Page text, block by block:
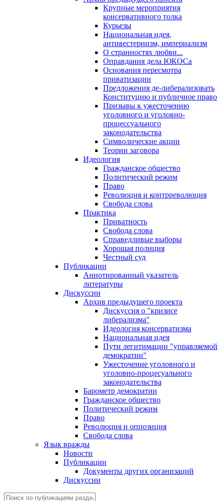
Крупные мероприятия
консервативного толка
Курьезы
Национальная идея,
антивестернизм, империализм
О странностях любви...
Оправдания дела ЮКОСа
Основания пересмотра
приватизации
Предложения де-либерализовать
Конституцию и публичное право
Призывы к ужесточению
уголовного и уголовно-
процессуального
законодательства
Символические акции
Теории заговора
Идеология
Гражданское общество
Политический режим
Право
Революция и контрреволюция
Свобода слова
Практика
Приватность
Свобода слова
Справедливые выборы
Хорошая полиция
Честный суд
Публикации
Аннотированный указатель
литературы
Дискуссии
Архив предыдущего проекта
Дискуссия о "кризисе
либерализма"
Идеология консерватизма
Национальная идея
Пути легитимации "управляемой
демократии"
Ужесточение уголовного и
уголовно-процесуального
законодательства
Барометр демократии
Гражданское общество
Политический режим
Право
Революция и оппозиция
Свобода слова
Язык вражды
Новости
Публикации
Документы других организаций
Дискуссии